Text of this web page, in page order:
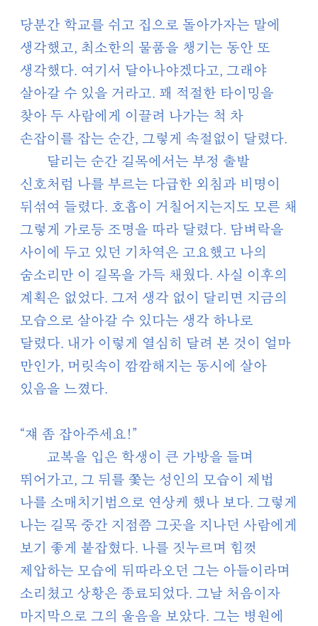
당분간 학교를 쉬고 집으로 돌아가자는 말에
생각했고, 최소한의 물품을 챙기는 동안 또
생각했다. 여기서 달아나야겠다고, 그래야
살아갈 수 있을 거라고. 꽤 적절한 타이밍을
찾아 두 사람에게 이끌려 나가는 척 차
손잡이를 잡는 순간, 그렇게 속절없이 달렸다.
달리는 순간 길목에서는 부정 출발
신호처럼 나를 부르는 다급한 외침과 비명이
뒤섞여 들렸다. 호흡이 거칠어지는지도 모른 채
그렇게 가로등 조명을 따라 달렸다. 담벼락을
사이에 두고 있던 기차역은 고요했고 나의
숨소리만 이 길목을 가득 채웠다. 사실 이후의
계획은 없었다. 그저 생각 없이 달리면 지금의
모습으로 살아갈 수 있다는 생각 하나로
달렸다. 내가 이렇게 열심히 달려 본 것이 얼마
만인가, 머릿속이 깜깜해지는 동시에 살아
있음을 느꼈다.
“쟤 좀 잡아주세요!”
교복을 입은 학생이 큰 가방을 들며
뛰어가고, 그 뒤를 쫓는 성인의 모습이 제법
나를 소매치기범으로 연상케 했나 보다. 그렇게
나는 길목 중간 지점쯤 그곳을 지나던 사람에게
보기 좋게 붙잡혔다. 나를 짓누르며 힘껏
제압하는 모습에 뒤따라오던 그는 아들이라며
소리쳤고 상황은 종료되었다. 그날 처음이자
마지막으로 그의 울음을 보았다. 그는 병원에